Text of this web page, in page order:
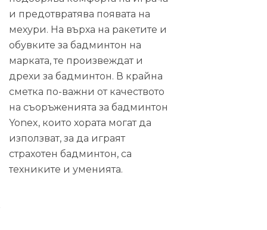
и предотвратява появата на
мехури. На върха на ракетите и
обувките за бадминтон на
марката, те произвеждат и
дрехи за бадминтон. В крайна
сметка по-важни от качеството
на съоръженията за бадминтон
Yonex, които хората могат да
използват, за да играят
страхотен бадминтон, са
техниките и уменията.